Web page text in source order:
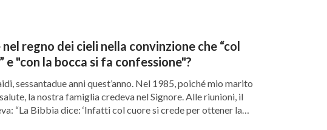
e tacevano. Pensai: Poiché ho creduto nel
conoscere meglio di te la questione
stavo per proseguire, il fratello più
d’accordo con la tua opinione. Vediamo
aveva mai detto che se uno avesse
entrato nel Regno dei Cieli. Piuttosto,
regno dei cieli nella convinzione che “col
e "con la bocca si fa confessione"?
sessantadue anni quest’anno. Nel 1985, poiché mio marito
la nostra famiglia credeva nel Signore. Alle riunioni, il
“La Bibbia dice: ‘Infatti col cuore si crede per ottener la